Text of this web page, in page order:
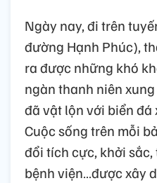
Ngày nay, đi trên
đường Hạnh Phúc),
ra được những khó
ngàn thanh niên
đã vật lộn với biển đá
Cuộc sống trên mỗi
đổi tích cực, khởi
bệnh viện…được xây